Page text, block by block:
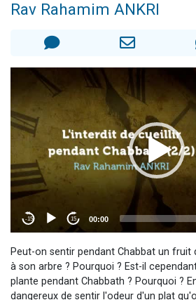
Il reste 49 places pour
Rav Rahamim ANKRI
Peut-on sentir pendant Chabbat un
à son arbre ? Pourquoi ? Est-il
plante pendant Chabbath ? Pourquoi ?
dangereux de sentir l'odeur d'un plat